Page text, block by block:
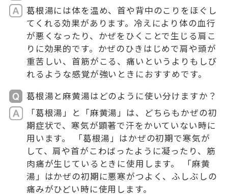
葛根湯には体を温め、首や背中のこりをほぐし
てくれる効果があります。冷えにより体の血行
が悪くなったり、かぜをひくことで生じる肩こ
りに効果的です。かぜのひきはじめで肩や頭が
重苦しい、首筋がこる、痛いというよりもしび
れるような感覚が強いときにおすすめです。
葛根湯と麻黄湯はどのように使い分けますか？
「葛根湯」と「麻黄湯」は、どちらもかぜの初
期症状で、寒気が顕著で汗をかいていない時に
用います。 「葛根湯」はかぜの初期で寒気が
して、肩や首がこわばったように凝ったり、筋
肉痛が生じているときに使用します。 「麻黄
湯」はかぜの初期に悪寒がつよく、ふしぶしの
痛みがひどい時に使用します。